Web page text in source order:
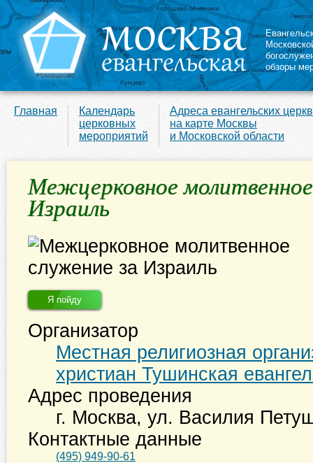
обзоры
Главная
Календарь
церковных
мероприятий
Адреса евангельских
на карте Москвы
и Московской области
Межцерковное
Израиль
Я пойду
Организатор
Местная религиозная
христиан Тушинская
Адрес проведения
г. Москва, ул. Василия
Контактные данные
(495) 949-90-61